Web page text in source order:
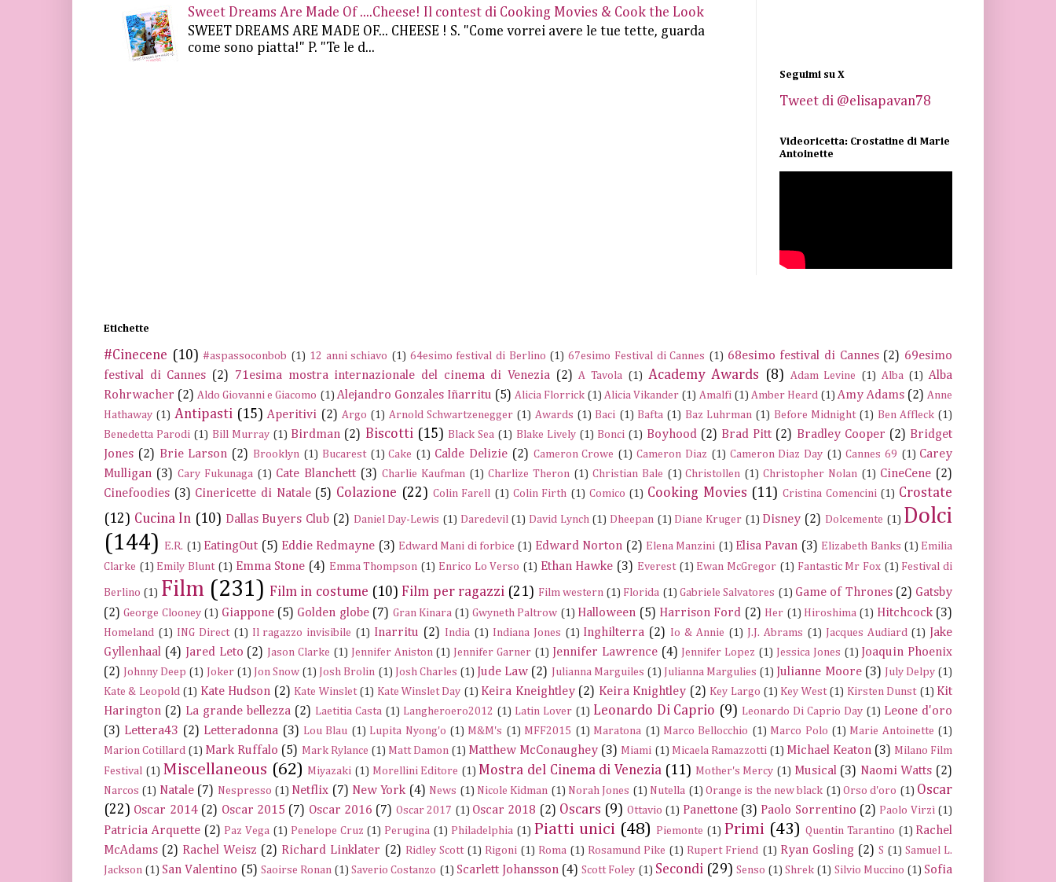
Sweet Dreams Are Made Of ....Cheese! Il contest di Cooking Movies & Cook the Look
SWEET DREAMS ARE MADE OF... CHEESE ! S. "Come vorrei avere le tue tette, guarda
come sono piatta!" P. "Te le d...
Seguimi su X
Tweet di @elisapavan78
Videoricetta: Crostatine di Marie
Antoinette
Etichette
#Cinecene (10) #aspassoconbob (1) 12 anni schiavo (1) 64esimo festival di Berlino (1) 67esimo Festival di Cannes (1) 68esimo festival di Cannes (2) 69esimo
festival di Cannes (2) 71esima mostra internazionale del cinema di Venezia (2) A Tavola (1) Academy Awards (8) Adam Levine (1) Alba (1) Alba
Rohrwacher (2) Aldo Giovanni e Giacomo (1) Alejandro Gonzales Iñarritu (5) Alicia Florrick (1) Alicia Vikander (1) Amalfi (1) Amber Heard (1) Amy Adams (2) Anne
Hathaway (1) Antipasti (15) Aperitivi (2) Argo (1) Arnold Schwartzenegger (1) Awards (1) Baci (1) Bafta (1) Baz Luhrman (1) Before Midnight (1) Ben Affleck (1)
Benedetta Parodi (1) Bill Murray (1) Birdman (2) Biscotti (15) Black Sea (1) Blake Lively (1) Bonci (1) Boyhood (2) Brad Pitt (2) Bradley Cooper (2) Bridget
Jones (2) Brie Larson (2) Brooklyn (1) Bucarest (1) Cake (1) Calde Delizie (2) Cameron Crowe (1) Cameron Diaz (1) Cameron Diaz Day (1) Cannes 69 (1) Carey
Mulligan (3) Cary Fukunaga (1) Cate Blanchett (3) Charlie Kaufman (1) Charlize Theron (1) Christian Bale (1) Christollen (1) Christopher Nolan (1) CineCene (2)
Cinefoodies (3) Cinericette di Natale (5) Colazione (22) Colin Farell (1) Colin Firth (1) Comico (1) Cooking Movies (11) Cristina Comencini (1) Crostate
(12) Cucina In (10) Dallas Buyers Club (2) Daniel Day-Lewis (1) Daredevil (1) David Lynch (1) Dheepan (1) Diane Kruger (1) Disney (2) Dolcemente (1) Dolci
(144)
E.R. (1) EatingOut (5) Eddie Redmayne (3) Edward Mani di forbice (1) Edward Norton (2) Elena Manzini (1) Elisa Pavan (3) Elizabeth Banks (1) Emilia
Clarke (1) Emily Blunt (1) Emma Stone (4) Emma Thompson (1) Enrico Lo Verso (1) Ethan Hawke (3) Everest (1) Ewan McGregor (1) Fantastic Mr Fox (1) Festival di
Berlino (1) Film (231) Film in costume (10) Film per ragazzi (21) Film western (1) Florida (1) Gabriele Salvatores (1) Game of Thrones (2) Gatsby
(2) George Clooney (1) Giappone (5) Golden globe (7) Gran Kinara (1) Gwyneth Paltrow (1) Halloween (5) Harrison Ford (2) Her (1) Hiroshima (1) Hitchcock (3)
Homeland (1) ING Direct (1) Il ragazzo invisibile (1) Inarritu (2) India (1) Indiana Jones (1) Inghilterra (2) Io & Annie (1) J.J. Abrams (1) Jacques Audiard (1) Jake
Gyllenhaal (4) Jared Leto (2) Jason Clarke (1) Jennifer Aniston (1) Jennifer Garner (1) Jennifer Lawrence (4) Jennifer Lopez (1) Jessica Jones (1) Joaquin Phoenix
(2) Johnny Deep (1) Joker (1) Jon Snow (1) Josh Brolin (1) Josh Charles (1) Jude Law (2) Julianna Marguiles (1) Julianna Margulies (1) Julianne Moore (3) July Delpy (1)
Kate & Leopold (1) Kate Hudson (2) Kate Winslet (1) Kate Winslet Day (1) Keira Kneightley (2) Keira Knightley (2) Key Largo (1) Key West (1) Kirsten Dunst (1) Kit
Harington (2) La grande bellezza (2) Laetitia Casta (1) Langheroero2012 (1) Latin Lover (1) Leonardo Di Caprio (9) Leonardo Di Caprio Day (1) Leone d'oro
(3) Lettera43 (2) Letteradonna (3) Lou Blau (1) Lupita Nyong'o (1) M&M's (1) MFF2015 (1) Maratona (1) Marco Bellocchio (1) Marco Polo (1) Marie Antoinette (1)
Marion Cotillard (1) Mark Ruffalo (5) Mark Rylance (1) Matt Damon (1) Matthew McConaughey (3) Miami (1) Micaela Ramazzotti (1) Michael Keaton (3) Milano Film
Festival (1) Miscellaneous (62) Miyazaki (1) Morellini Editore (1) Mostra del Cinema di Venezia (11) Mother's Mercy (1) Musical (3) Naomi Watts (2)
Narcos (1) Natale (7) Nespresso (1) Netflix (7) New York (4) News (1) Nicole Kidman (1) Norah Jones (1) Nutella (1) Orange is the new black (1) Orso d'oro (1) Oscar
(22) Oscar 2014 (2) Oscar 2015 (7) Oscar 2016 (7) Oscar 2017 (1) Oscar 2018 (2) Oscars (9) Ottavio (1) Panettone (3) Paolo Sorrentino (2) Paolo Virzì (1)
Patricia Arquette (2) Paz Vega (1) Penelope Cruz (1) Perugina (1) Philadelphia (1) Piatti unici (48) Piemonte (1) Primi (43) Quentin Tarantino (1) Rachel
McAdams (2) Rachel Weisz (2) Richard Linklater (2) Ridley Scott (1) Rigoni (1) Roma (1) Rosamund Pike (1) Rupert Friend (1) Ryan Gosling (2) S (1) Samuel L.
Jackson (1) San Valentino (5) Saoirse Ronan (1) Saverio Costanzo (1) Scarlett Johansson (4) Scott Foley (1) Secondi (29) Senso (1) Shrek (1) Silvio Muccino (1) Sofia